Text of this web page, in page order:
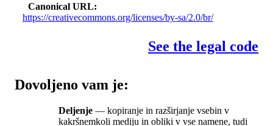
Canonical URL
https://creativecommons.org/licenses/by-sa/2.0/br/
See the legal code
Dovoljeno vam je:
Deljenje — kopiranje in razširjanje vsebin v
kakršnemkoli mediju in obliki v vse namene, tudi